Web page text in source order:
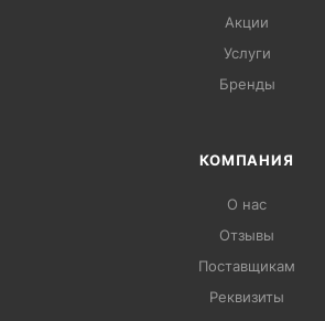
Акции
Услуги
Бренды
КОМПАНИЯ
О нас
Отзывы
Поставщикам
Реквизиты